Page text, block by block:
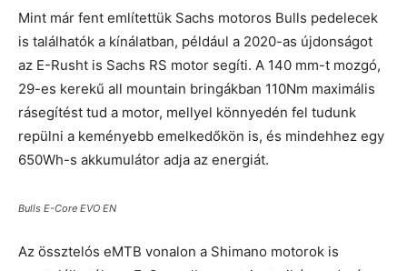
Mint már fent említettük Sachs motoros Bulls pedelecek
is találhatók a kínálatban, például a 2020-as újdonságot
az E-Rusht is Sachs RS motor segíti. A 140 mm-t mozgó,
29-es kerekű all mountain bringákban 110Nm maximális
rásegítést tud a motor, mellyel könnyedén fel tudunk
repülni a keményebb emelkedőkön is, és mindehhez egy
650Wh-s akkumulátor adja az energiát.
Bulls E-Core EVO EN
Az össztelós eMTB vonalon a Shimano motorok is